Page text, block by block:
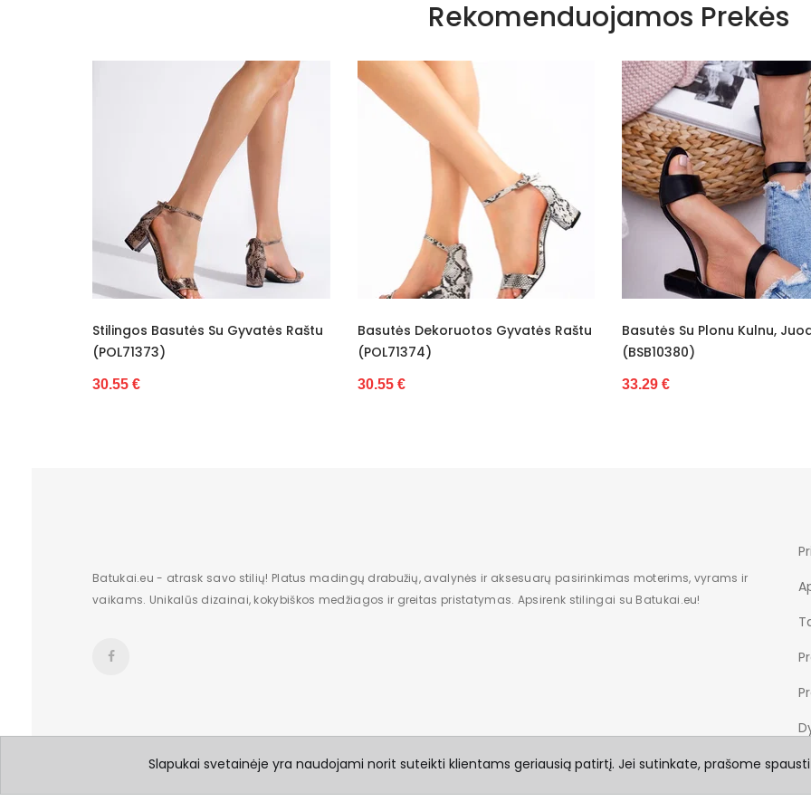
Rekomenduojamos Prekės
Raštu
Basutės Dekoruotos Gyvatės Raštu
(POL71374)
30.55 €
Basutės Su Plonu Kulnu, Juodos
(BSB10380)
33.29 €
Aukštakulnės Basutės
Spalvos Lexi (BSB10382)
34.68 €
Batukai.eu - atrask savo stilių! Platus madingų drabužių, avalynės ir aksesuarų pasirinkimas moterims, vyrams ir
vaikams. Unikalūs dizainai, kokybiškos medžiagos ir greitas pristatymas. Apsirenk stilingai su Batukai.eu!
Slapukai svetainėje yra naudojami norit suteikti klientams geriausią patirtį. Jei sutinkate, prašome spausti